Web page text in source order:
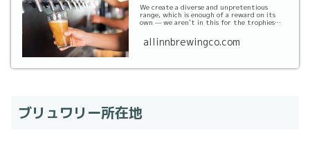
We create a diverse and unpretentious
range, which is enough of a reward on its
own — we aren’t in this for the trophies
allinnbrewingco.com
ブリュワリー所在地